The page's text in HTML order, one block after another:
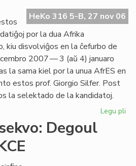
HeKo 316 5-B, 27 nov 06
por la dua Afrika
kiu disvolviĝos en la ĉefurbo de
2007 — 3 (aŭ 4) januaro
la sama kiel por la unua AfrES en
estos prof. Giorgio Silfer. Post
la selektado de la kandidatoj.
Legu pli
Degoul